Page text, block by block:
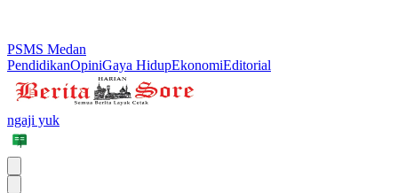
PSMS Medan
PendidikanOpiniGaya HidupEkonomiEditorial
ngaji yuk